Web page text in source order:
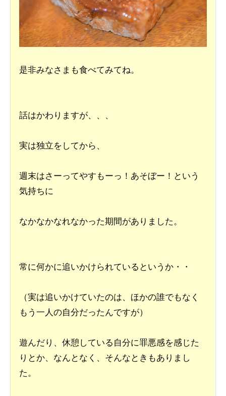
是非みなさまも食べてみてね。
話はかわりますが、、、
実は独立をしてから、
週末はさーってやすもーっ！あそぼー！という
気持ちに
なかなかなれなかった期間がありました。
常に何かに追いかけられているというか・・
（実は追いかけていたのは、ほかの誰でもなく
もう一人の自分だったんですが）
遊んだり、休憩している自分に罪悪感を感じた
りとか、なんとなく、そんなときもありまし
た。